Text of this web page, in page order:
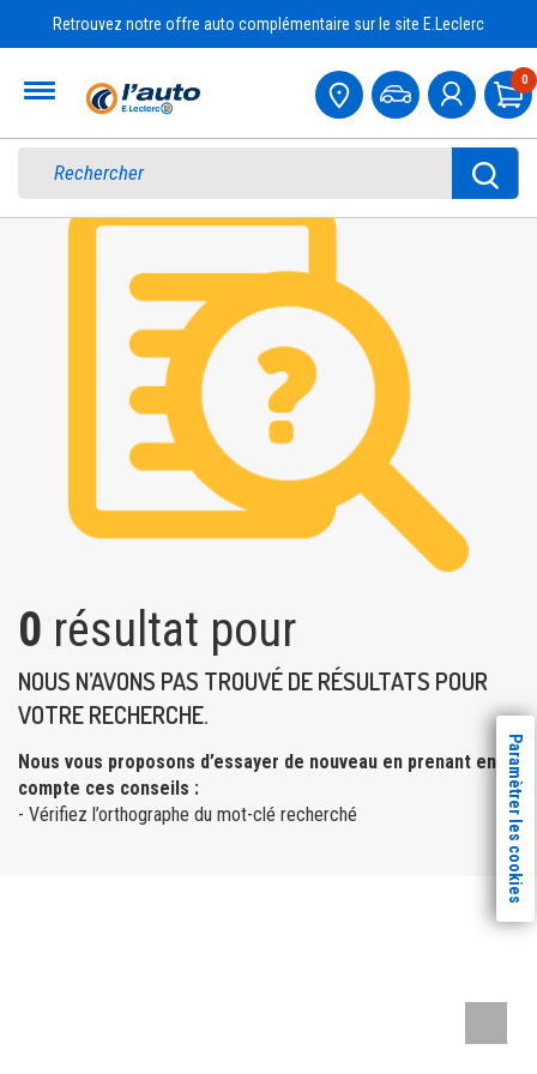
Retrouvez notre offre auto complémentaire sur le site E.Leclerc
0
0 résultat pour
NOUS N’AVONS PAS TROUVÉ DE RÉSULTATS POUR
VOTRE RECHERCHE.
Nous vous proposons d’essayer de nouveau en prenant en
compte ces conseils :
- Vérifiez l’orthographe du mot-clé recherché
Paramètrer les cookies